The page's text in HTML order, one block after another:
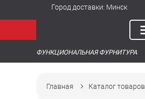
Город доставки: Минск
ФУНКЦИОНАЛЬНАЯ ФУРНИТУРА
Главная Каталог товаров